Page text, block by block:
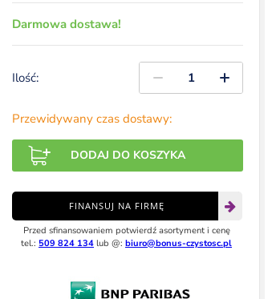
Darmowa dostawa!
Ilość:
Przewidywany czas dostawy:
DODAJ DO KOSZYKA
FINANSUJ NA FIRMĘ
Przed sfinansowaniem potwierdź asortyment i cenę
tel.: 509 824 134 lub @: biuro@bonus-czystosc.pl